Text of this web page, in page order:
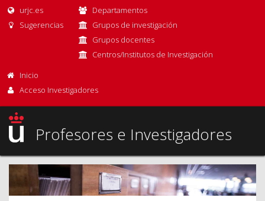
urjc.es
Sugerencias
Departamentos
Grupos de investigación
Grupos docentes
Centros/Institutos de Investigación
Inicio
Acceso Investigadores
Profesores e Investigadores